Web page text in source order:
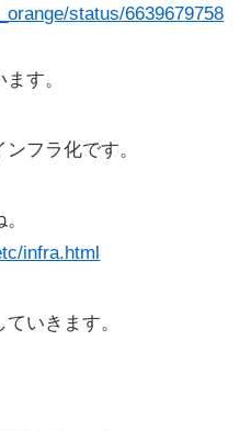
status/6639679758
す。
フラ化です。
infra.html
いきます。